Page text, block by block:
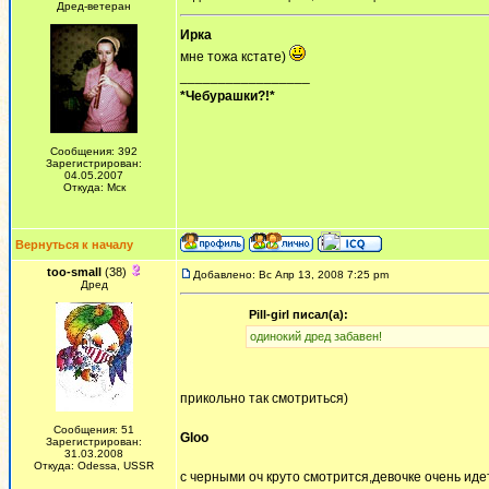
Дред-ветеран
Сообщения: 392
Зарегистрирован:
04.05.2007
Откуда: Мск
Ирка
мне тожа кстате)
*Чебурашки?!*
Вернуться к началу
too-small(38)
Дред
Сообщения: 51
Зарегистрирован:
31.03.2008
Откуда: Odessa, USSR
Добавлено: Вс Апр 13, 2008 7:25 pm
Pill-girl писал(а):
одинокий дред забавен!
прикольно так смотриться)
Gloo
с черными оч круто смотрится,девочке очень